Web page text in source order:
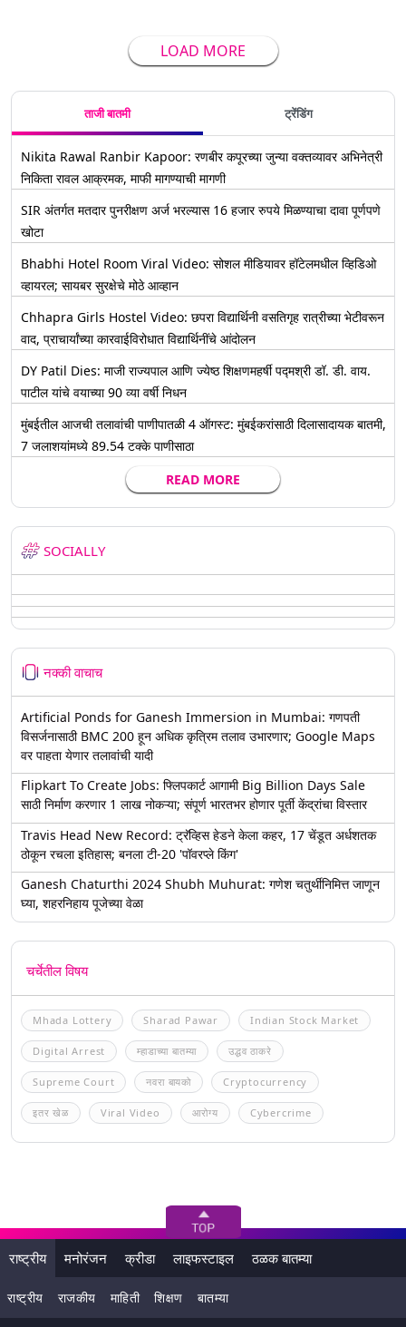
LOAD MORE
ताजी बातमी ट्रेंडिंग
Nikita Rawal Ranbir Kapoor: रणबीर कपूरच्या जुन्या वक्तव्यावर अभिनेत्री
निकिता रावल आक्रमक, माफी मागण्याची मागणी
SIR अंतर्गत मतदार पुनरीक्षण अर्ज भरल्यास 16 हजार रुपये मिळण्याचा दावा पूर्णपणे
खोटा
Bhabhi Hotel Room Viral Video: सोशल मीडियावर हॉटेलमधील व्हिडिओ
व्हायरल; सायबर सुरक्षेचे मोठे आव्हान
Chhapra Girls Hostel Video: छपरा विद्यार्थिनी वसतिगृह रात्रीच्या भेटीवरून
वाद, प्राचार्यांच्या कारवाईविरोधात विद्यार्थिनींचे आंदोलन
DY Patil Dies: माजी राज्यपाल आणि ज्येष्ठ शिक्षणमहर्षी पद्मश्री डॉ. डी. वाय.
पाटील यांचे वयाच्या 90 व्या वर्षी निधन
मुंबईतील आजची तलावांची पाणीपातळी 4 ऑगस्ट: मुंबईकरांसाठी दिलासादायक बातमी,
7 जलाशयांमध्ये 89.54 टक्के पाणीसाठा
READ MORE
SOCIALLY
नक्की वाचाच
Artificial Ponds for Ganesh Immersion in Mumbai: गणपती
विसर्जनासाठी BMC 200 हून अधिक कृत्रिम तलाव उभारणार; Google Maps
वर पाहता येणार तलावांची यादी
Flipkart To Create Jobs: फ्लिपकार्ट आगामी Big Billion Days Sale
साठी निर्माण करणार 1 लाख नोकऱ्या; संपूर्ण भारतभर होणार पूर्ती केंद्रांचा विस्तार
Travis Head New Record: ट्रॅव्हिस हेडने केला कहर, 17 चेंडूत अर्धशतक
ठोकून रचला इतिहास; बनला टी-20 'पॉवरप्ले किंग'
Ganesh Chaturthi 2024 Shubh Muhurat: गणेश चतुर्थीनिमित्त जाणून
घ्या, शहरनिहाय पूजेच्या वेळा
चर्चेतील विषय
Mhada Lottery Sharad Pawar Indian Stock Market
Digital Arrest म्हाडाच्या बातम्या उद्धव ठाकरे
Supreme Court नवरा बायको Cryptocurrency
इतर खेळ Viral Video आरोग्य Cybercrime
राष्ट्रीय मनोरंजन क्रीडा लाइफस्टाइल ठळक बातम्या
राष्ट्रीय राजकीय माहिती शिक्षण बातम्या